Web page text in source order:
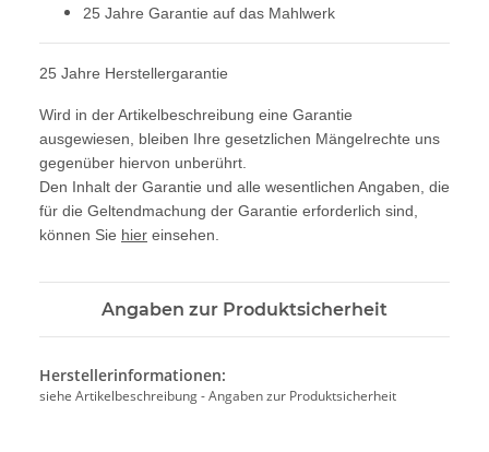
25 Jahre Garantie auf das Mahlwerk
25 Jahre Herstellergarantie
Wird in der Artikelbeschreibung eine Garantie
ausgewiesen, bleiben Ihre gesetzlichen Mängelrechte uns
gegenüber hiervon unberührt.
Den Inhalt der Garantie und alle wesentlichen Angaben, die
für die Geltendmachung der Garantie erforderlich sind,
können Sie hier einsehen.
Angaben zur Produktsicherheit
Herstellerinformationen:
siehe Artikelbeschreibung - Angaben zur Produktsicherheit